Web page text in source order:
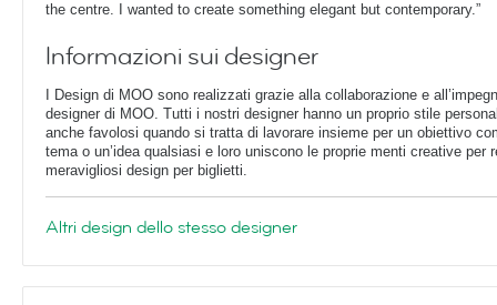
the centre. I wanted to create something elegant but contemporary.”
Informazioni sui designer
I Design di MOO sono realizzati grazie alla collaborazione e
designer di MOO. Tutti i nostri designer hanno un proprio stile
anche favolosi quando si tratta di lavorare insieme per un obiettivo
tema o un’idea qualsiasi e loro uniscono le proprie menti creative per
meravigliosi design per biglietti.
Altri design dello stesso designer